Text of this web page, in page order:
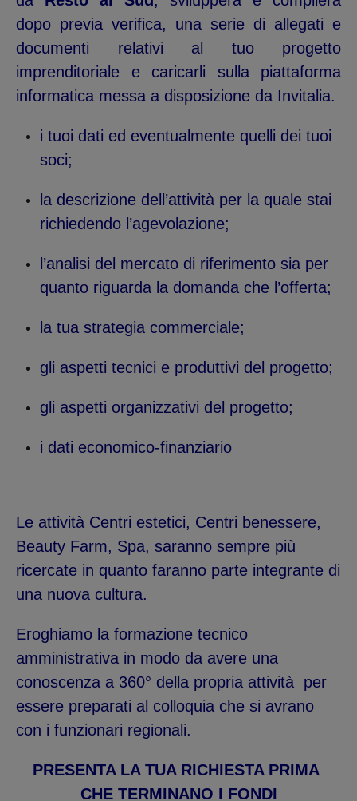
dopo previa verifica, una serie di allegati e
documenti relativi al tuo progetto
imprenditoriale e caricarli sulla piattaforma
informatica messa a disposizione da Invitalia.
i tuoi dati ed eventualmente quelli dei tuoi
soci;
la descrizione dell’attività per la quale stai
richiedendo l’agevolazione;
l’analisi del mercato di riferimento sia per
quanto riguarda la domanda che l’offerta;
la tua strategia commerciale;
gli aspetti tecnici e produttivi del progetto;
gli aspetti organizzativi del progetto;
i dati economico-finanziario
Le attività Centri estetici, Centri benessere,
Beauty Farm, Spa, saranno sempre più
ricercate in quanto faranno parte integrante di
una nuova cultura.
Eroghiamo la formazione tecnico
amministrativa in modo da avere una
conoscenza a 360° della propria attività per
essere preparati al colloquia che si avrano
con i funzionari regionali.
PRESENTA LA TUA RICHIESTA PRIMA
CHE TERMINANO I FONDI